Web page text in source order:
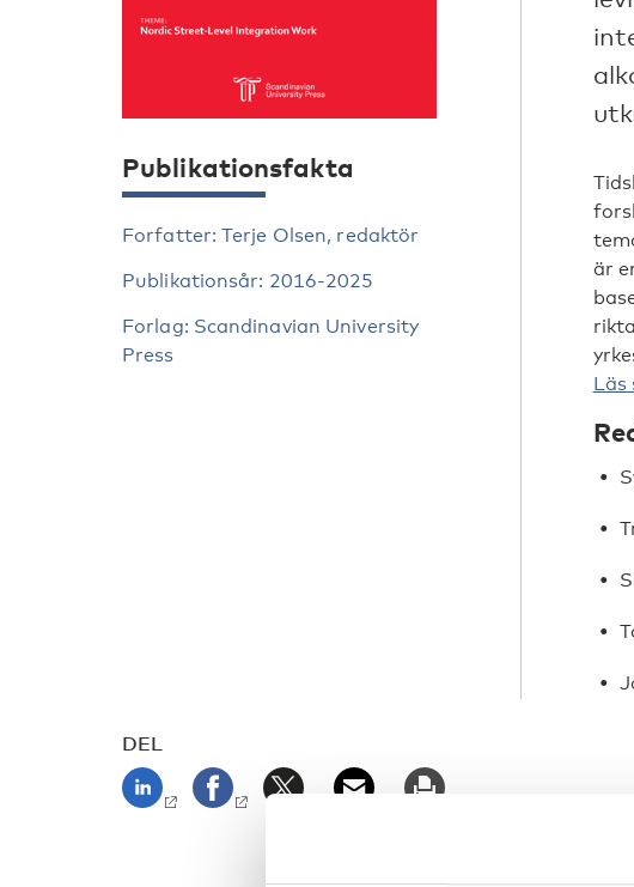
är
Läs
Publikationsfakta
Forfatter: Terje Olsen, redaktör
Publikationsår: 2016-2025
Forlag: Scandinavian University
Press
DEL